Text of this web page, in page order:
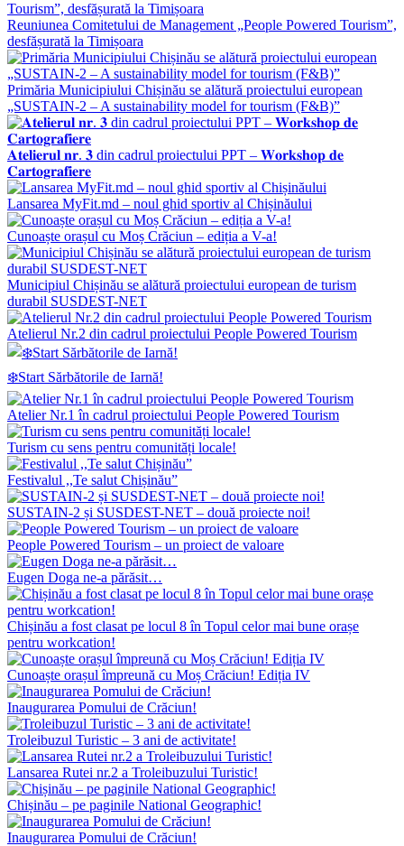
Reuniunea Comitetului de Management „People Powered Tourism”,
desfășurată la Timișoara
Primăria Municipiului Chișinău se alătură proiectului european
„SUSTAIN-2 – A sustainability model for tourism (F&B)”
𝐀𝐭𝐞𝐥𝐢𝐞𝐫𝐮𝐥 𝐧𝐫. 𝟑 din cadrul proiectului PPT – 𝐖𝐨𝐫𝐤𝐬𝐡𝐨𝐩 𝐝𝐞
𝐂𝐚𝐫𝐭𝐨𝐠𝐫𝐚𝐟𝐢𝐞𝐫𝐞
Lansarea MyFit.md – noul ghid sportiv al Chișinăului
Cunoaște orașul cu Moș Crăciun – ediția a V-a!
Municipiul Chișinău se alătură proiectului european de turism
durabil SUSDEST-NET
Atelierul Nr.2 din cadrul proiectului People Powered Tourism
❄️Start Sărbătorile de Iarnă!
Atelier Nr.1 în cadrul proiectului People Powered Tourism
Turism cu sens pentru comunități locale!
Festivalul ,,Te salut Chișinău”
SUSTAIN-2 și SUSDEST-NET – două proiecte noi!
People Powered Tourism – un proiect de valoare
Eugen Doga ne-a părăsit…
Chișinău a fost clasat pe locul 8 în Topul celor mai bune orașe
pentru workcation!
Cunoaște orașul împreună cu Moș Crăciun! Ediția IV
Inaugurarea Pomului de Crăciun!
Troleibuzul Turistic – 3 ani de activitate!
Lansarea Rutei nr.2 a Troleibuzului Turistic!
Chișinău – pe paginile National Geographic!
Inaugurarea Pomului de Crăciun!